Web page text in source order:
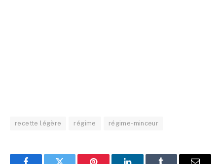
recette légère régime régime-minceur